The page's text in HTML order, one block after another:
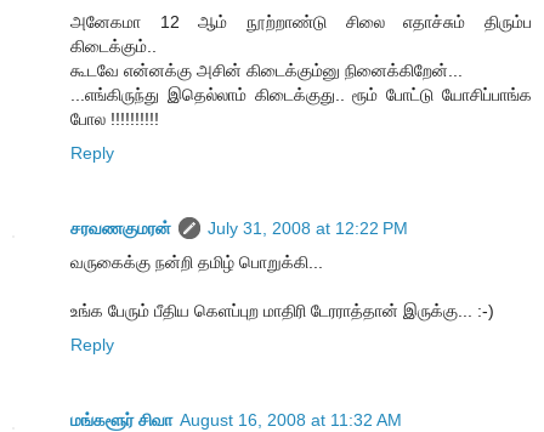
அனேகமா 12 ஆம் நூற்றாண்டு சிலை எதாச்சும் திரும்ப
கிடைக்கும்..
கூடவே என்னக்கு அசின் கிடைக்கும்னு நினைக்கிறேன்...
...எங்கிருந்து இதெல்லாம் கிடைக்குது.. ரூம் போட்டு யோசிப்பாங்க
போல !!!!!!!!!!
Reply
சரவணகுமரன்
July 31, 2008 at 12:22 PM
வருகைக்கு நன்றி தமிழ் பொறுக்கி...
உங்க பேரும் பீதிய கெளப்புற மாதிரி டேரராத்தான் இருக்கு... :-)
Reply
மங்களூர் சிவா August 16, 2008 at 11:32 AM